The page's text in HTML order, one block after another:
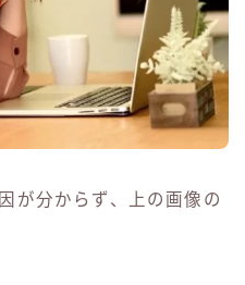
が分からず、上の画像の